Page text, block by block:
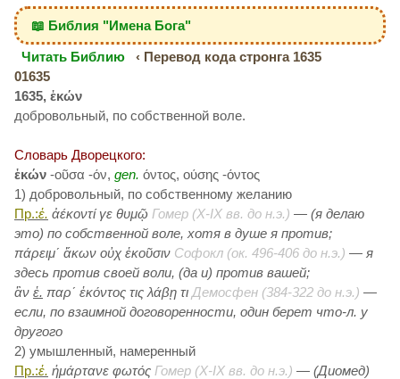
📖 Библия "Имена Бога"
Читать Библию
‹ Перевод кода стронга 1635
01635
1635, ἑκών
добровольный, по собственной воле.
Словарь Дворецкого:
ἑκών -οῦσα -όν, gen. όντος, ούσης -όντος
1) добровольный, по собственному желанию
Пр.:ἑ. ἀέκοντί γε θυμῷ Гомер (X-IX вв. до н.э.) — (я делаю
это) по собственной воле, хотя в душе я против;
πάρειμ΄ ἄκων οὐχ ἑκοῦσιν Софокл (ок. 496-406 до н.э.) — я
здесь против своей воли, (да и) против вашей;
ἂν ἑ. παρ΄ ἑκόντος τις λάβῃ τι Демосфен (384-322 до н.э.) —
если, по взаимной договоренности, один берет что-л. у
другого
2) умышленный, намеренный
Пр.:ἑ. ἡμάρτανε φωτός Гомер (X-IX вв. до н.э.) — (Диомед)